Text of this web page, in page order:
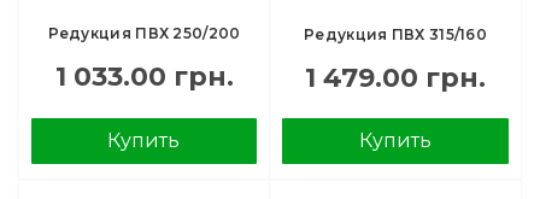
Редукция ПВХ 250/200
1 033.00 грн.
Купить
Редукция ПВХ 315/160
1 479.00 грн.
Купить